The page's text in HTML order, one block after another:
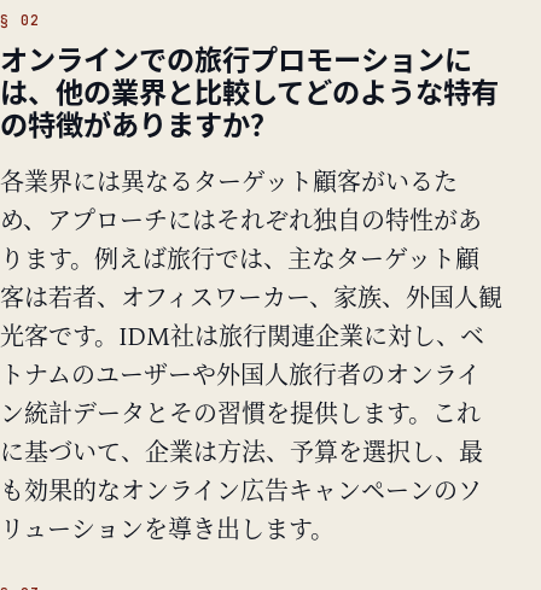
オンラインでの旅行プロモーションに
は、他の業界と比較してどのような特有
の特徴がありますか？
各業界には異なるターゲット顧客がいるた
め、アプローチにはそれぞれ独自の特性があ
ります。例えば旅行では、主なターゲット顧
客は若者、オフィスワーカー、家族、外国人観
光客です。IDM社は旅行関連企業に対し、ベ
トナムのユーザーや外国人旅行者のオンライ
ン統計データとその習慣を提供します。これ
に基づいて、企業は方法、予算を選択し、最
も効果的なオンライン広告キャンペーンのソ
リューションを導き出します。